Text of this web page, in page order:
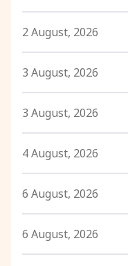
2 August, 2026
3 August, 2026
3 August, 2026
4 August, 2026
6 August, 2026
6 August, 2026